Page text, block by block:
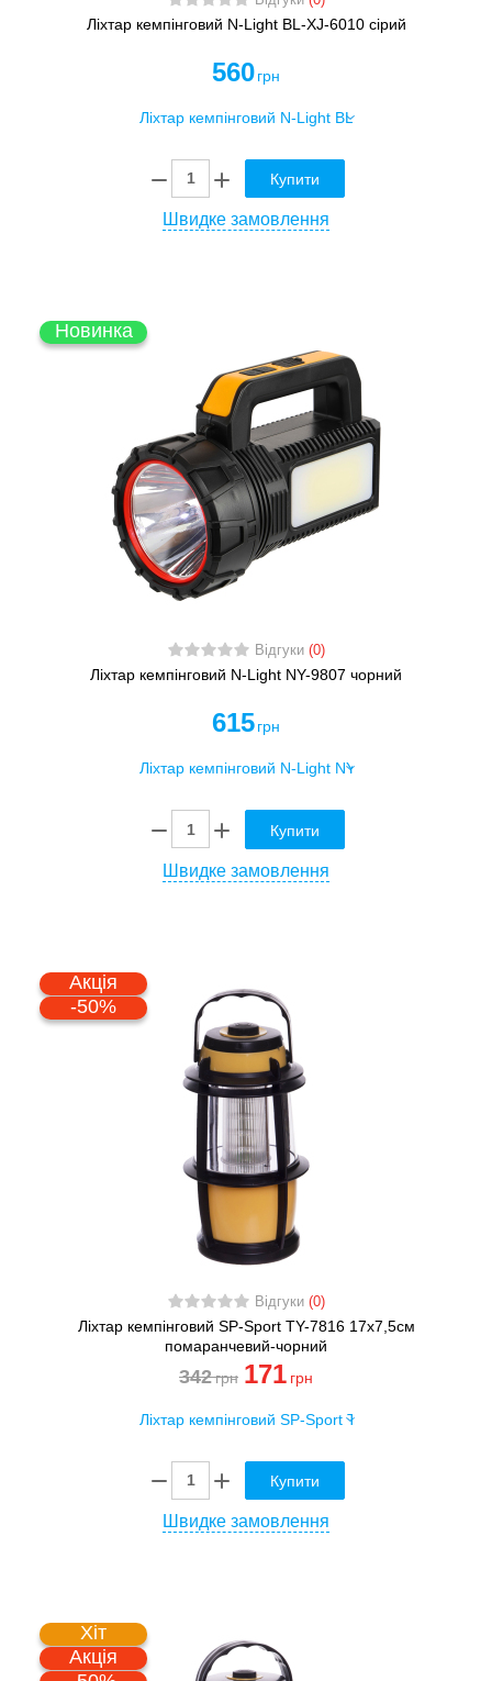
Ліхтар кемпінговий N-Light BL-XJ-6010 сірий
560 грн
Купити
Швидке замовлення
Новинка
Відгуки (0)
Ліхтар кемпінговий N-Light NY-9807 чорний
615 грн
Купити
Швидке замовлення
Акція
-50%
Відгуки (0)
Ліхтар кемпінговий SP-Sport TY-7816 17х7,5см
помаранчевий-чорний
342грн 171 грн
Купити
Швидке замовлення
Хіт
Акція